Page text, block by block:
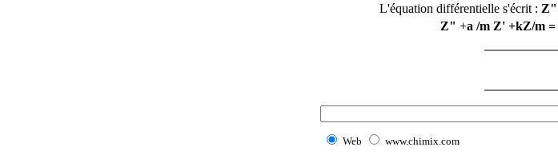
L'équation différentielle s'écrit : Z"
Z" +a /m Z' +kZ/m =
Web www.chimix.com